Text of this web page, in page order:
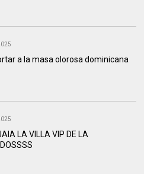
a la masa olorosa dominicana
LA VILLA VIP DE LA